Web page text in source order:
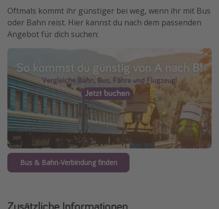
Oftmals kommt ihr günstiger bei weg, wenn ihr mit Bus
oder Bahn reist. Hier kannst du nach dem passenden
Angebot für dich suchen:
Bus & Bahn-Verbindung finden